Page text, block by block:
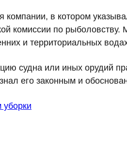
в котором
комиссии по рыболовству.
и территориальных
судна или иных орудий
его законным и